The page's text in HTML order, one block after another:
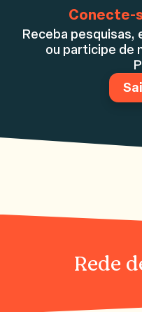
Conecte-
Receba pesquisas,
ou participe de
Rede